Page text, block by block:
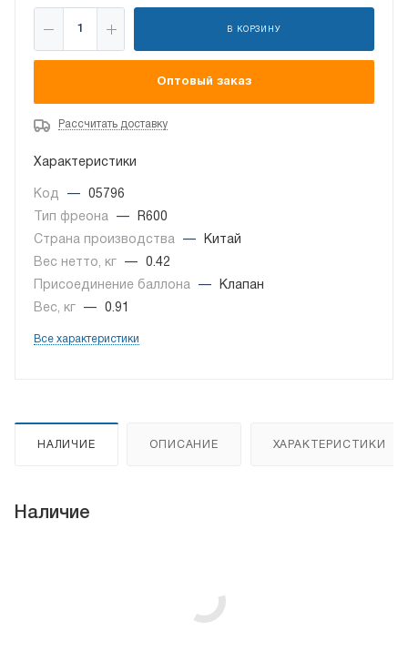
В КОРЗИНУ
Оптовый заказ
Рассчитать доставку
Характеристики
Код —
05796
Тип фреона
—
R600
Страна производства
—
Китай
Вес нетто, кг
—
0.42
Присоединение баллона
—
Клапан
Вес, кг
— 0.91
Все характеристики
НАЛИЧИЕ ОПИСАНИЕ ХАРАКТЕРИСТИКИ
Наличие